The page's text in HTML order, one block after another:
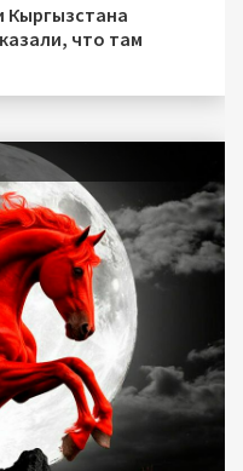
Кыргызстана
что там